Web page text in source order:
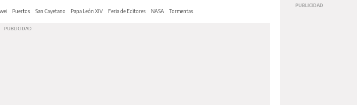
Puertos San Cayetano Papa León XIV Feria de Editores NASA Tormentas